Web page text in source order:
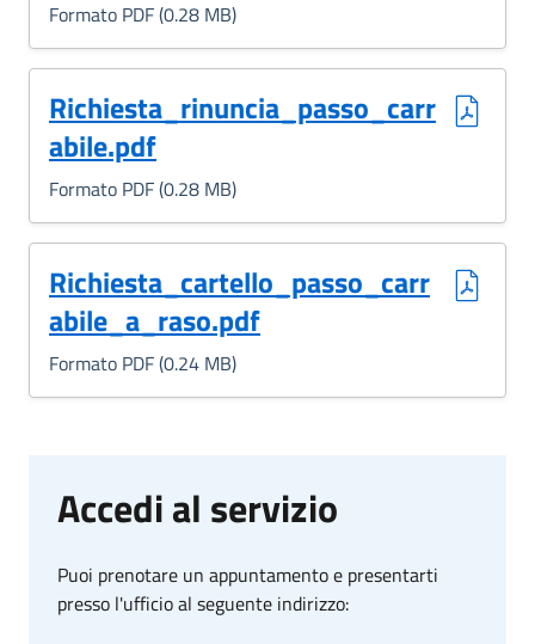
Formato PDF (0.28 MB)
Richiesta_rinuncia_passo_carr
abile.pdf
(Formato PDF, 0.28 MB)
Formato PDF (0.28 MB)
Richiesta_cartello_passo_carr
abile_a_raso.pdf
(Formato PDF, 0.24 MB)
Formato PDF (0.24 MB)
Accedi al servizio
Puoi prenotare un appuntamento e presentarti
presso l'ufficio al seguente indirizzo: